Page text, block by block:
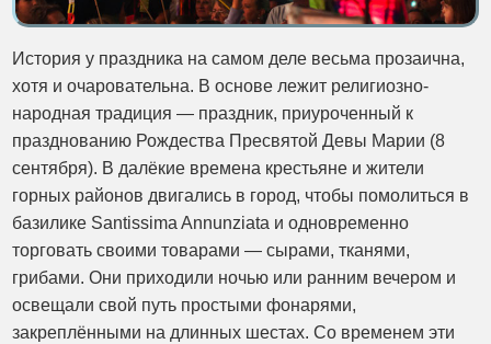
История у праздника на самом деле весьма прозаична,
хотя и очаровательна. В основе лежит религиозно-
народная традиция — праздник, приуроченный к
празднованию Рождества Пресвятой Девы Марии (8
сентября). В далёкие времена крестьяне и жители
горных районов двигались в город, чтобы помолиться в
базилике Santissima Annunziata и одновременно
торговать своими товарами — сырами, тканями,
грибами. Они приходили ночью или ранним вечером и
освещали свой путь простыми фонарями,
закреплёнными на длинных шестах. Со временем эти